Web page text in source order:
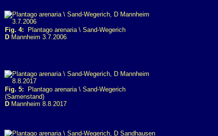
Fig. 4: Plantago arenaria \ Sand-Wegerich
D Mannheim 3.7.2006
Fig. 5: Plantago arenaria \ Sand-Wegerich
(Samenstand)
D Mannheim 8.8.2017